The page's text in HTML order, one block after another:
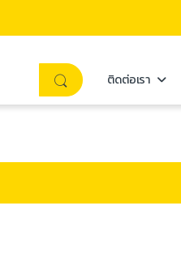
ติดต่อเรา